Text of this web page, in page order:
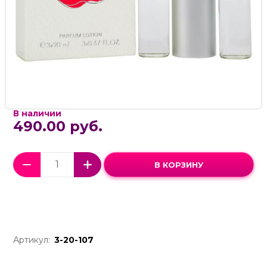
В наличии
490.00 руб.
В КОРЗИНУ
Артикул: 3-20-107